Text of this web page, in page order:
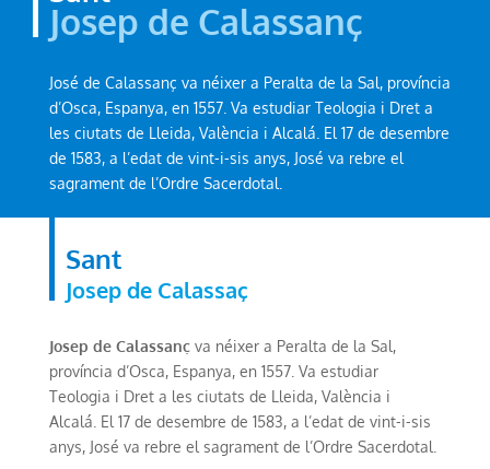
Josep de Calassanç
José de Calassanç va néixer a Peralta de la Sal, província
d’Osca, Espanya, en 1557. Va estudiar Teologia i Dret a
les ciutats de Lleida, València i Alcalá. El 17 de desembre
de 1583, a l’edat de vint-i-sis anys, José va rebre el
sagrament de l’Ordre Sacerdotal.
Sant
Josep de Calassaç
Josep de Calassançva néixer a Peralta de la Sal,
província d’Osca, Espanya, en 1557. Va estudiar
Teologia i Dret a les ciutats de Lleida, València i
Alcalá. El 17 de desembre de 1583, a l’edat de vint-i-sis
anys, José va rebre el sagrament de l’Ordre Sacerdotal.